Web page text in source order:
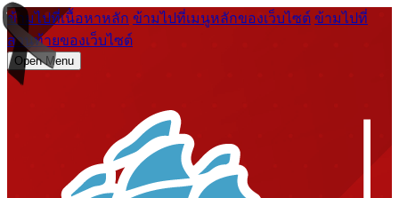
ข้ามไปที่เนื้อหาหลัก ข้ามไปที่เมนูหลักของเว็บไซต์ ข้ามไปที่
ส่วนท้ายของเว็บไซต์
Open Menu